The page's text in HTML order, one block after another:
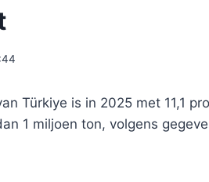
Türkiye is in 2025 met 11,1
1 miljoen ton, volgens